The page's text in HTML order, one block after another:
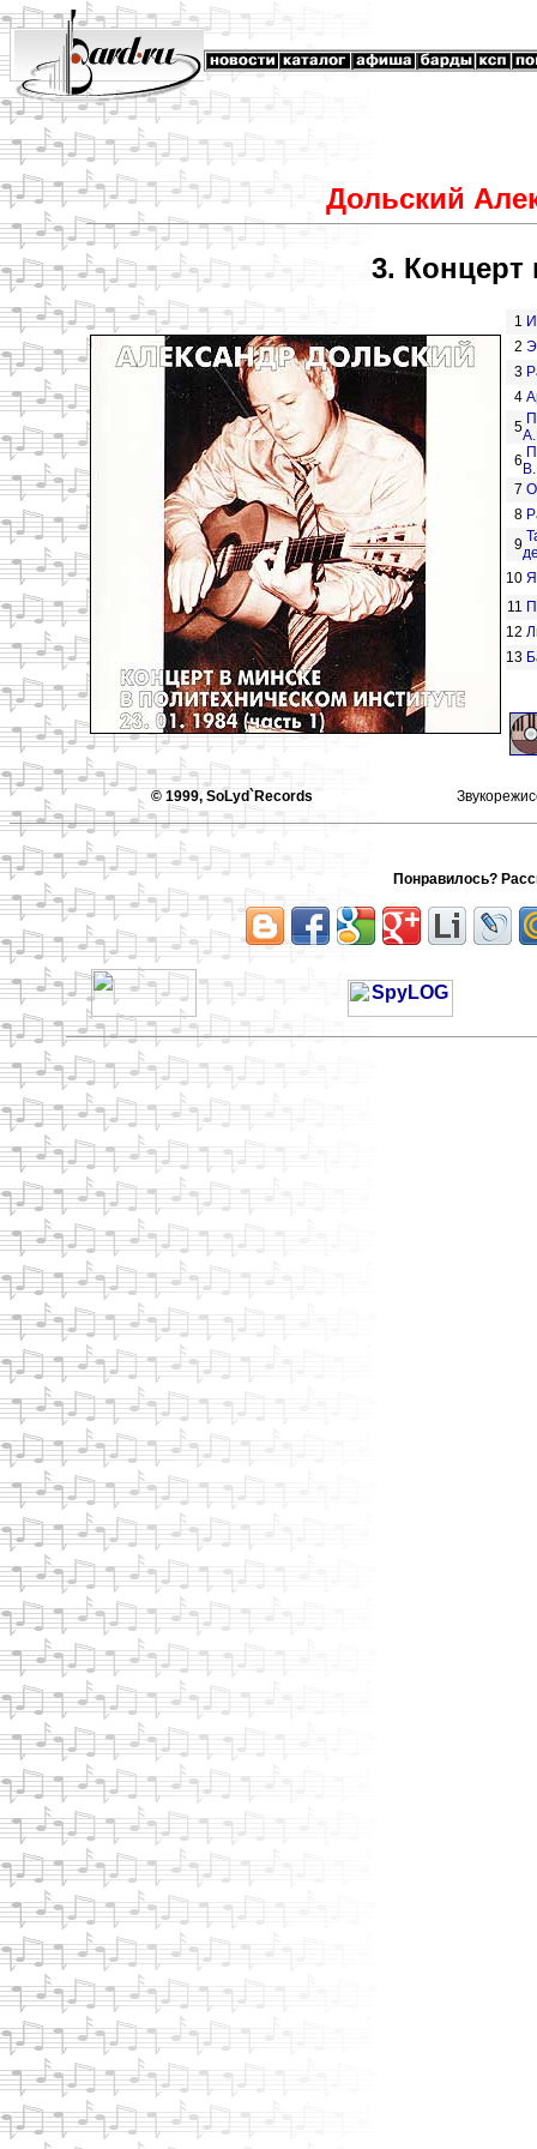
Дольский
3. Концерт
1
2
3
4
5
6
7
8
9
10 Я
11
12
13
© 1999, SoLyd`Records
Понравилось?